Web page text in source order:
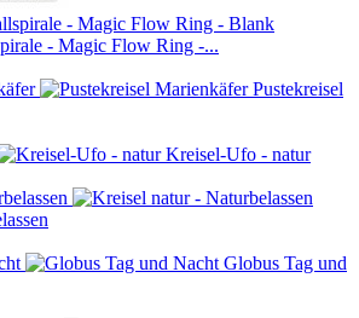
- Magic Flow Ring -...
Pustekreisel
Kreisel-Ufo - natur
Globus Tag und